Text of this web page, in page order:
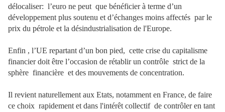
délocaliser: l’euro ne peut que bénéficier à terme d’un
développement plus soutenu et d’échanges moins affectés par le
prix du pétrole et la désindustrialisation de l'Europe.
Enfin , l’UE repartant d’un bon pied, cette crise du capitalisme
financier doit être l’occasion de rétablir un contrôle strict de la
sphère financière et des mouvements de concentration.
Il revient naturellement aux Etats, notamment en France, de faire
ce choix rapidement et dans l'intérêt collectif de contrôler en tant